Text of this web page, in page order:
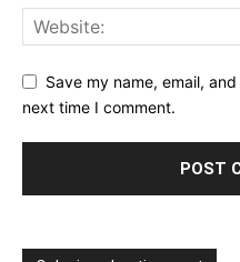
Save my name, email,
next time I comment.